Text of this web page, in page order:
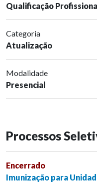
Qualificação
Categoria
Atualização
Modalidade
Presencial
Processos
Encerrado
Imunização para